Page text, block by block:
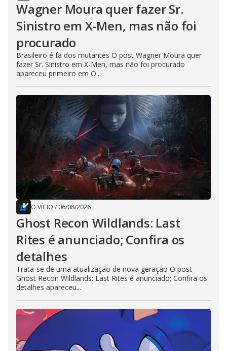
Wagner Moura quer fazer Sr.
Sinistro em X-Men, mas não foi
procurado
Brasileiro é fã dos mutantes O post Wagner Moura quer
fazer Sr. Sinistro em X-Men, mas não foi procurado
apareceu primeiro em O...
O VÍCIO / 06/08/2026
Ghost Recon Wildlands: Last
Rites é anunciado; Confira os
detalhes
Trata-se de uma atualização de nova geração O post
Ghost Recon Wildlands: Last Rites é anunciado; Confira os
detalhes apareceu...